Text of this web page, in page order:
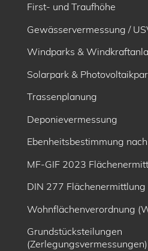
First- und Traufhöhe
Gewässervermessung /
Windparks &
Solarpark &
Trassenplanung
Deponievermessung
Ebenheitsbe­stimmung
MF-GIF 2023
DIN 277 Flächenermittlung
Wohnflächenverordnung
Grundstücksteilungen
(Zerlegungsvermessungen)